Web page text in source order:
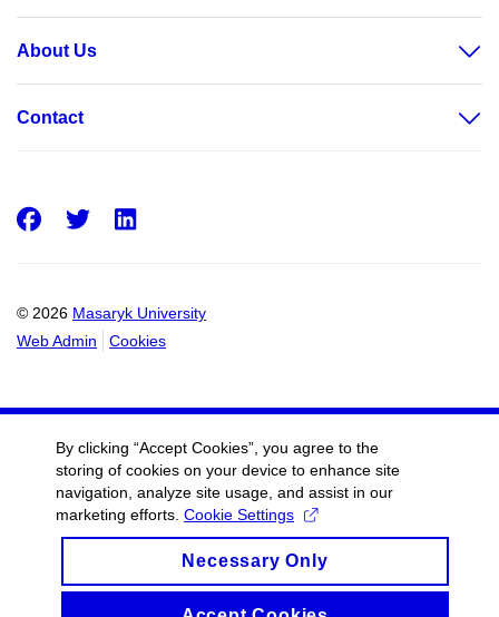
About Us
Contact
© 2026 Masaryk University
Web Admin
Cookies
Facebook
Twitter
By clicking “Accept Cookies”, you agree to the
storing of cookies on your device to enhance site
navigation, analyze site usage, and assist in our
marketing efforts. Cookie Settings
Necessary Only